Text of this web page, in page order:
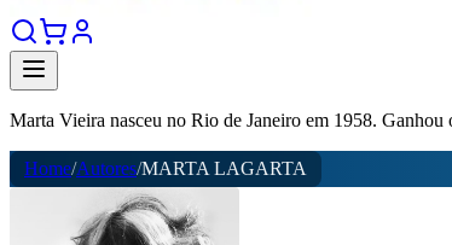
Marta Vieira nasceu no Rio de Janeiro em 1958.
Home/Autores/MARTA LAGARTA